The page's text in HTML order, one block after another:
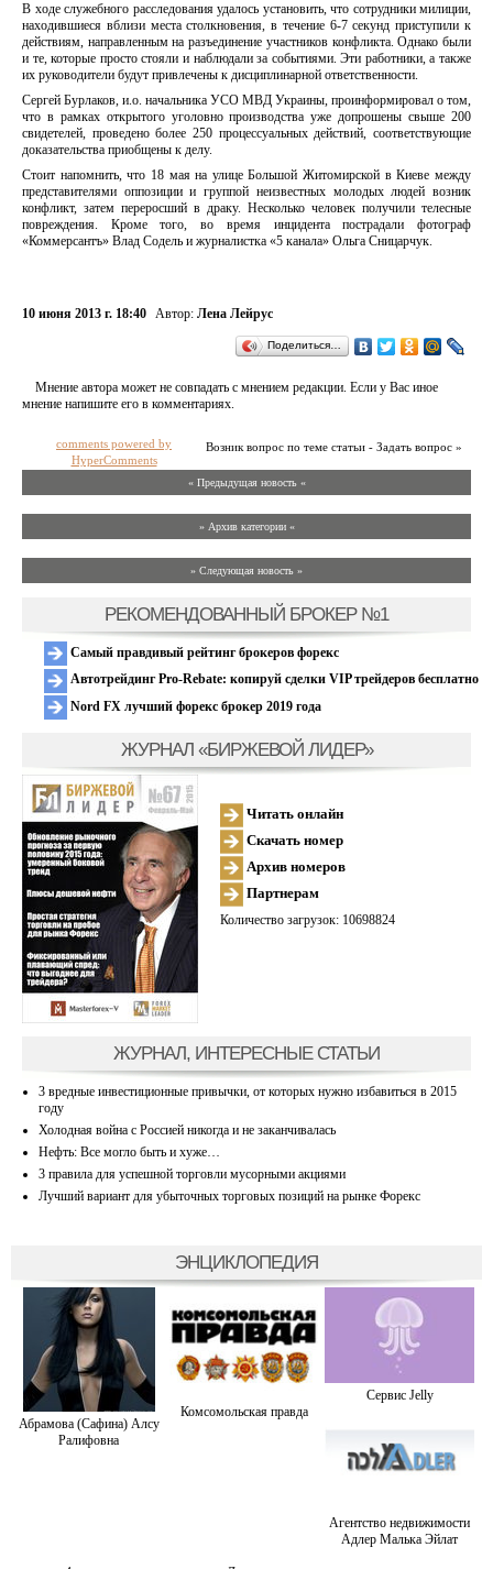
В ходе служебного расследования удалось установить, что сотрудники милиции,
находившиеся вблизи места столкновения, в течение 6-7 секунд приступили к
действиям, направленным на разъединение участников конфликта. Однако были
и те, которые просто стояли и наблюдали за событиями. Эти работники, а также
их руководители будут привлечены к дисциплинарной ответственности.
Сергей Бурлаков, и.о. начальника УСО МВД Украины, проинформировал о том,
что в рамках открытого уголовно производства уже допрошены свыше 200
свидетелей, проведено более 250 процессуальных действий, соответствующие
доказательства приобщены к делу.
Стоит напомнить, что 18 мая на улице Большой Житомирской в Киеве между
представителями оппозиции и группой неизвестных молодых людей возник
конфликт, затем переросший в драку. Несколько человек получили телесные
повреждения. Кроме того, во время инцидента пострадали фотограф
«Коммерсантъ» Влад Содель и журналистка «5 канала» Ольга Сницарчук.
10 июня 2013 г. 18:40 Автор: Лена Лейрус
Поделиться…
Мнение автора может не совпадать с мнением редакции. Если у Вас иное
мнение напишите его в комментариях.
Возник вопрос по теме статьи - Задать вопрос »
comments powered by
HyperComments
« Предыдущая новость «
» Архив категории «
» Следующая новость »
РЕКОМЕНДОВАННЫЙ БРОКЕР №1
Самый правдивый рейтинг брокеров форекс
Автотрейдинг Pro-Rebate: копируй сделки VIP трейдеров бесплатно
Nord FX лучший форекс брокер 2019 года
ЖУРНАЛ «БИРЖЕВОЙ ЛИДЕР»
Читать онлайн
Скачать номер
Архив номеров
Партнерам
Количество загрузок: 10698824
ЖУРНАЛ, ИНТЕРЕСНЫЕ СТАТЬИ
3 вредные инвестиционные привычки, от которых нужно избавиться в 2015
году
Холодная война с Россией никогда и не заканчивалась
Нефть: Все могло быть и хуже…
3 правила для успешной торговли мусорными акциями
Лучший вариант для убыточных торговых позиций на рынке Форекс
ЭНЦИКЛОПЕДИЯ
Абрамова (Сафина) Алсу
Ралифовна
Комсомольская правда
Сервис Jelly
Агентство недвижимости
Адлер Малька Эйлат